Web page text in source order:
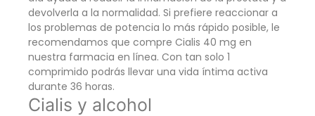
devolverla a la normalidad. Si prefiere reaccionar a
los problemas de potencia lo más rápido posible, le
recomendamos que compre Cialis 40 mg en
nuestra farmacia en línea. Con tan solo 1
comprimido podrás llevar una vida íntima activa
durante 36 horas.
Cialis y alcohol